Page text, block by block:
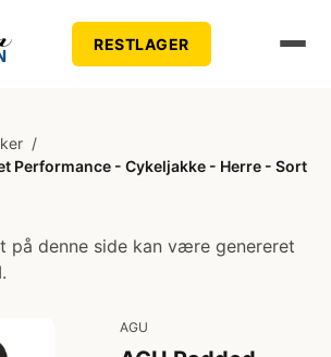
RESTLAGER
/
Performance - Cykeljakke - Herre - Sort
på denne side kan være genereret
AGU